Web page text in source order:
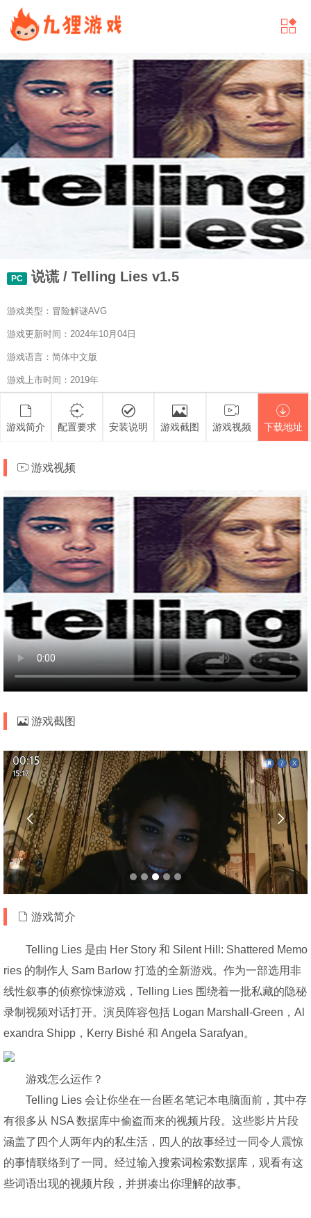
PC 说谎 / Telling Lies v1.5
游戏类型：冒险解谜AVG
游戏更新时间：2024年10月04日
游戏语言：简体中文版
游戏上市时间：2019年
游戏简介 配置要求 安装说明 游戏截图 游戏视频 下载地址
游戏视频
游戏截图
 
游戏简介
Telling Lies 是由 Her Story 和 Silent Hill: Shattered Memo
ries 的制作人 Sam Barlow 打造的全新游戏。作为一部选用非
线性叙事的侦察惊悚游戏，Telling Lies 围绕着一批私藏的隐秘
录制视频对话打开。演员阵容包括 Logan Marshall-Green，Al
exandra Shipp，Kerry Bishé 和 Angela Sarafyan。
游戏怎么运作？
Telling Lies 会让你坐在一台匿名笔记本电脑面前，其中存
有很多从 NSA 数据库中偷盗而来的视频片段。这些影片片段
涵盖了四个人两年内的私生活，四人的故事经过一同令人震惊
的事情联络到了一同。经过输入搜索词检索数据库，观看有这
些词语出现的视频片段，并拼凑出你理解的故事。